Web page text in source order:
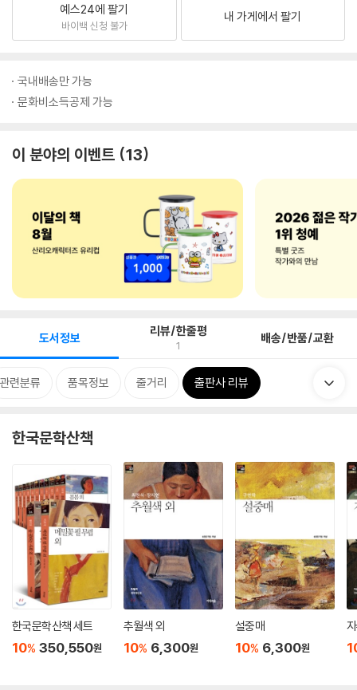
예스24에 팔기
바이백 신청 불가
내 가게에서 팔기
국내배송만 가능
문화비소득공제 가능
이 분야의 이벤트 13
도서정보 리뷰/한줄평
1 배송/반품/교환
관련분류 품목정보 줄거리 출판사 리뷰
한국문학산책
한국문학산책 세트
10% 350,550원
추월색 외
10% 6,300원
설중매
10% 6,300원